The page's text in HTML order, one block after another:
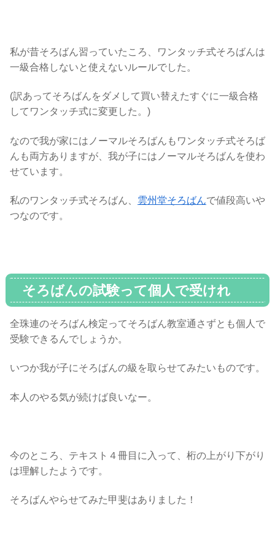
私が昔そろばん習っていたころ、ワンタッチ式そろばんは
一級合格しないと使えないルールでした。
(訳あってそろばんをダメして買い替えたすぐに一級合格
してワンタッチ式に変更した。)
なので我が家にはノーマルそろばんもワンタッチ式そろば
んも両方ありますが、我が子にはノーマルそろばんを使わ
せています。
私のワンタッチ式そろばん、 雲州堂そろばんで値段高いや
つなのです。
そろばんの試験って個人で受けれ
全珠連のそろばん検定ってそろばん教室通さずとも個人で
受験できるんでしょうか。
いつか我が子にそろばんの級を取らせてみたいものです。
本人のやる気が続けば良いなー。
今のところ、テキスト４冊目に入って、桁の上がり下がり
は理解したようです。
そろばんやらせてみた甲斐はありました！